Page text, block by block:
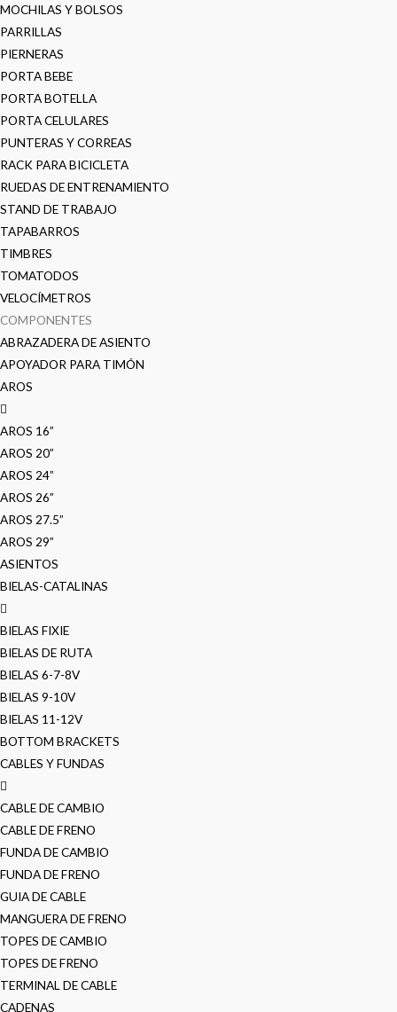
MOCHILAS Y BOLSOS
PARRILLAS
PIERNERAS
PORTA BEBE
PORTA BOTELLA
PORTA CELULARES
PUNTERAS Y CORREAS
RACK PARA BICICLETA
RUEDAS DE ENTRENAMIENTO
STAND DE TRABAJO
TAPABARROS
TIMBRES
TOMATODOS
VELOCÍMETROS
COMPONENTES
ABRAZADERA DE ASIENTO
APOYADOR PARA TIMÓN
AROS
AROS 16”
AROS 20”
AROS 24”
AROS 26”
AROS 27.5”
AROS 29”
ASIENTOS
BIELAS-CATALINAS
BIELAS FIXIE
BIELAS DE RUTA
BIELAS 6-7-8V
BIELAS 9-10V
BIELAS 11-12V
BOTTOM BRACKETS
CABLES Y FUNDAS
CABLE DE CAMBIO
CABLE DE FRENO
FUNDA DE CAMBIO
FUNDA DE FRENO
GUIA DE CABLE
MANGUERA DE FRENO
TOPES DE CAMBIO
TOPES DE FRENO
TERMINAL DE CABLE
CADENAS